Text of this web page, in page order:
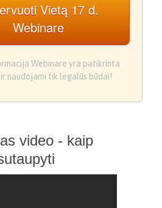
Vietą 17 d.
Webinare
Webinare yra patikrinta
naudojami tik legalūs būdai!
video - kaip